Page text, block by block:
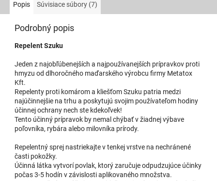
Popis Súvisiace súbory (7)
Podrobný popis
Repelent Szuku
Jeden z najobľúbenejších a najpoužívanejších prípravkov proti
hmyzu od dlhoročného maďarského výrobcu firmy Metatox
Kft.
Repelenty proti komárom a kliešťom Szuku patria medzi
najúčinnejšie na trhu a poskytujú svojim používateľom hodiny
účinnej ochrany nech ste kdekoľvek!
Tento účinný prípravok by nemal chýbať v žiadnej výbave
poľovníka, rybára alebo milovníka prírody.
Repelentný sprej nastriekajte v tenkej vrstve na nechránené
časti pokožky.
Účinná látka vytvorí povlak, ktorý zaručuje odpudzujúce účinky
počas 3-5 hodín v závislosti aplikovaného množstva.